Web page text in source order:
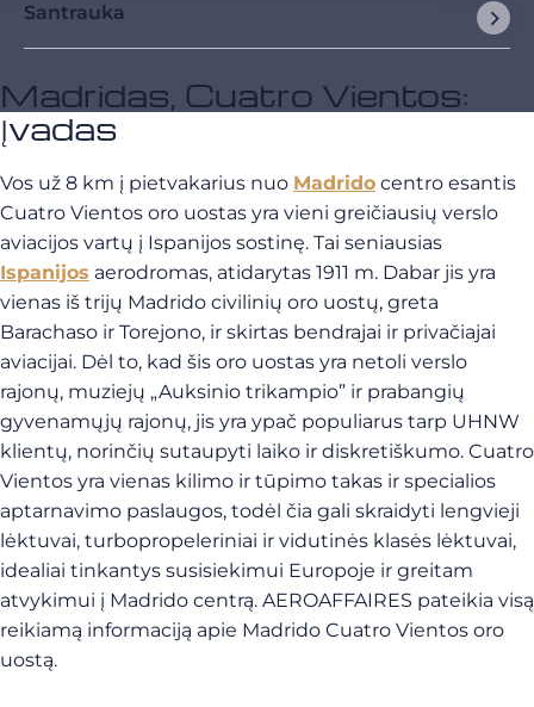
Santrauka
Madridas, Cuatro Vientos:
Įvadas
Vos už 8 km į pietvakarius nuo Madrido centro esantis
Cuatro Vientos oro uostas yra vieni greičiausių verslo
aviacijos vartų į Ispanijos sostinę. Tai seniausias
Ispanijos aerodromas, atidarytas 1911 m. Dabar jis yra
vienas iš trijų Madrido civilinių oro uostų, greta
Barachaso ir Torejono, ir skirtas bendrajai ir privačiajai
aviacijai. Dėl to, kad šis oro uostas yra netoli verslo
rajonų, muziejų „Auksinio trikampio” ir prabangių
gyvenamųjų rajonų, jis yra ypač populiarus tarp UHNW
klientų, norinčių sutaupyti laiko ir diskretiškumo. Cuatro
Vientos yra vienas kilimo ir tūpimo takas ir specialios
aptarnavimo paslaugos, todėl čia gali skraidyti lengvieji
lėktuvai, turbopropeleriniai ir vidutinės klasės lėktuvai,
idealiai tinkantys susisiekimui Europoje ir greitam
atvykimui į Madrido centrą. AEROAFFAIRES pateikia visą
reikiamą informaciją apie Madrido Cuatro Vientos oro
uostą.